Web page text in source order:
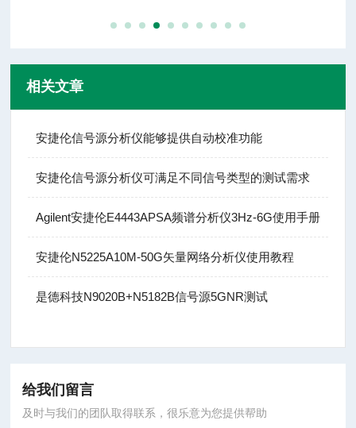
相关文章
安捷伦信号源分析仪能够提供自动校准功能
安捷伦信号源分析仪可满足不同信号类型的测试需求
Agilent安捷伦E4443APSA频谱分析仪3Hz-6G使用手册
安捷伦N5225A10M-50G矢量网络分析仪使用教程
是德科技N9020B+N5182B信号源5GNR测试
给我们留言
及时与我们的团队取得联系，很乐意为您提供帮助